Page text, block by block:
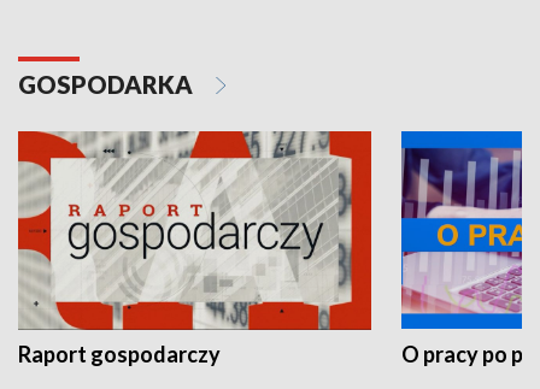
GOSPODARKA
Raport gospodarczy O pracy po